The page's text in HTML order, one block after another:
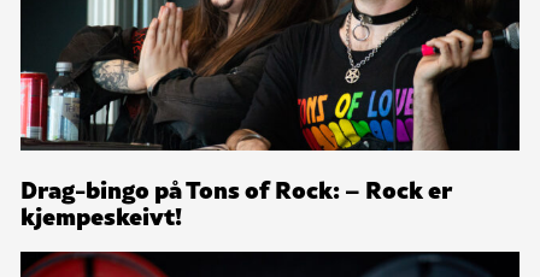
Drag-bingo på Tons of Rock: – Rock er
kjempeskeivt!